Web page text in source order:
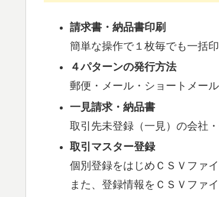
請求書・納品書印刷
簡単な操作で１枚毎でも一括印
４パターンの発行方法
郵便・メール・ショートメー
一見請求・納品書
取引先未登録（一見）の会社
取引マスター登録
個別登録をはじめＣＳＶファ
また、登録情報をＣＳＶファ